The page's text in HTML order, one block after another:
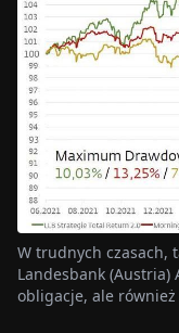
W trudnych czasach,
Landesbank (Austria)
obligacje, ale